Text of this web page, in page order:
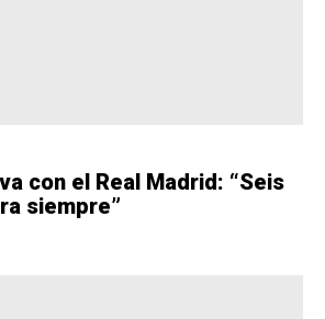
con el Real Madrid: “Seis
siempre”